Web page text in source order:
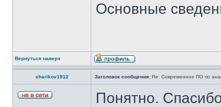
Основные
Вернуться наверх
sharikov1812 Заголовок сообщения: Re: Современное ПО по
Понятно.